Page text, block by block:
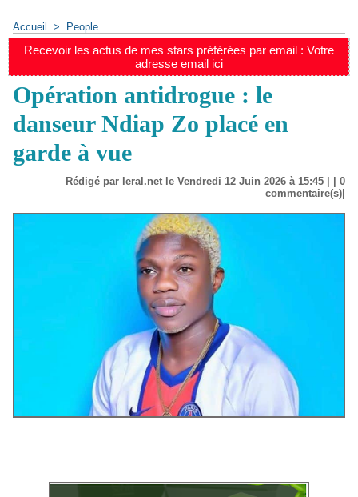
Accueil > People
Recevoir les actus de mes stars préférées par email : Votre
adresse email ici
Opération antidrogue : le
danseur Ndiap Zo placé en
garde à vue
Rédigé par leral.net le Vendredi 12 Juin 2026 à 15:45 | | 0
commentaire(s)|